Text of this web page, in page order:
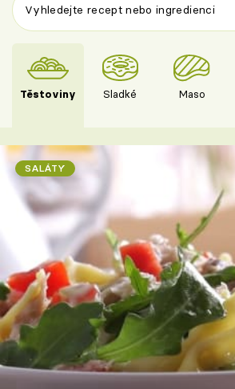
Těstoviny Sladké Maso
SALÁTY